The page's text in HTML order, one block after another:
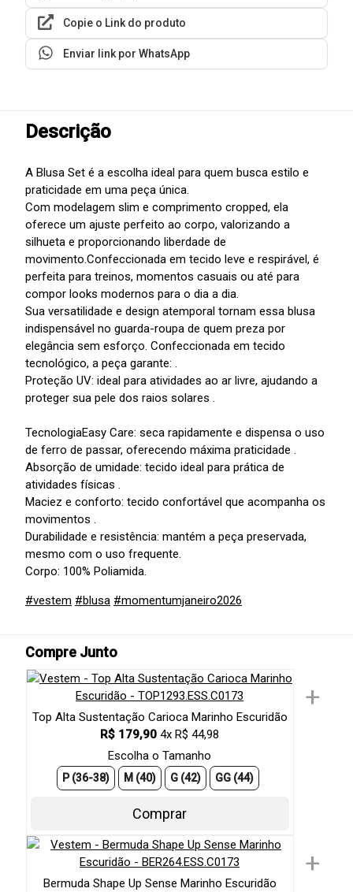
Copie o Link do produto
Enviar link por WhatsApp
Descrição
A Blusa Set é a escolha ideal para quem busca estilo e
praticidade em uma peça única.
Com modelagem slim e comprimento cropped, ela
oferece um ajuste perfeito ao corpo, valorizando a
silhueta e proporcionando liberdade de
movimento.Confeccionada em tecido leve e respirável, é
perfeita para treinos, momentos casuais ou até para
compor looks modernos para o dia a dia.
Sua versatilidade e design atemporal tornam essa blusa
indispensável no guarda-roupa de quem preza por
elegância sem esforço. Confeccionada em tecido
tecnológico, a peça garante: .
Proteção UV: ideal para atividades ao ar livre, ajudando a
proteger sua pele dos raios solares .
TecnologiaEasy Care: seca rapidamente e dispensa o uso
de ferro de passar, oferecendo máxima praticidade .
Absorção de umidade: tecido ideal para prática de
atividades físicas .
Maciez e conforto: tecido confortável que acompanha os
movimentos .
Durabilidade e resistência: mantém a peça preservada,
mesmo com o uso frequente.
Corpo: 100% Poliamida.
#vestem #blusa #momentumjaneiro2026
Compre Junto
Top Alta Sustentação Carioca Marinho Escuridão
R$ 179,90 4x R$ 44,98
Escolha o Tamanho
P (36-38) M (40) G (42) GG (44)
Comprar
+
Bermuda Shape Up Sense Marinho Escuridão
+